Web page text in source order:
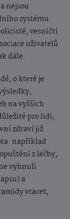
nejsou
systému.
vesničtí
uživatelů
dále.
o které je
na vyšších
pro lidi,
zdraví již
například
z léčby,
vyhnuli
a
vracet,